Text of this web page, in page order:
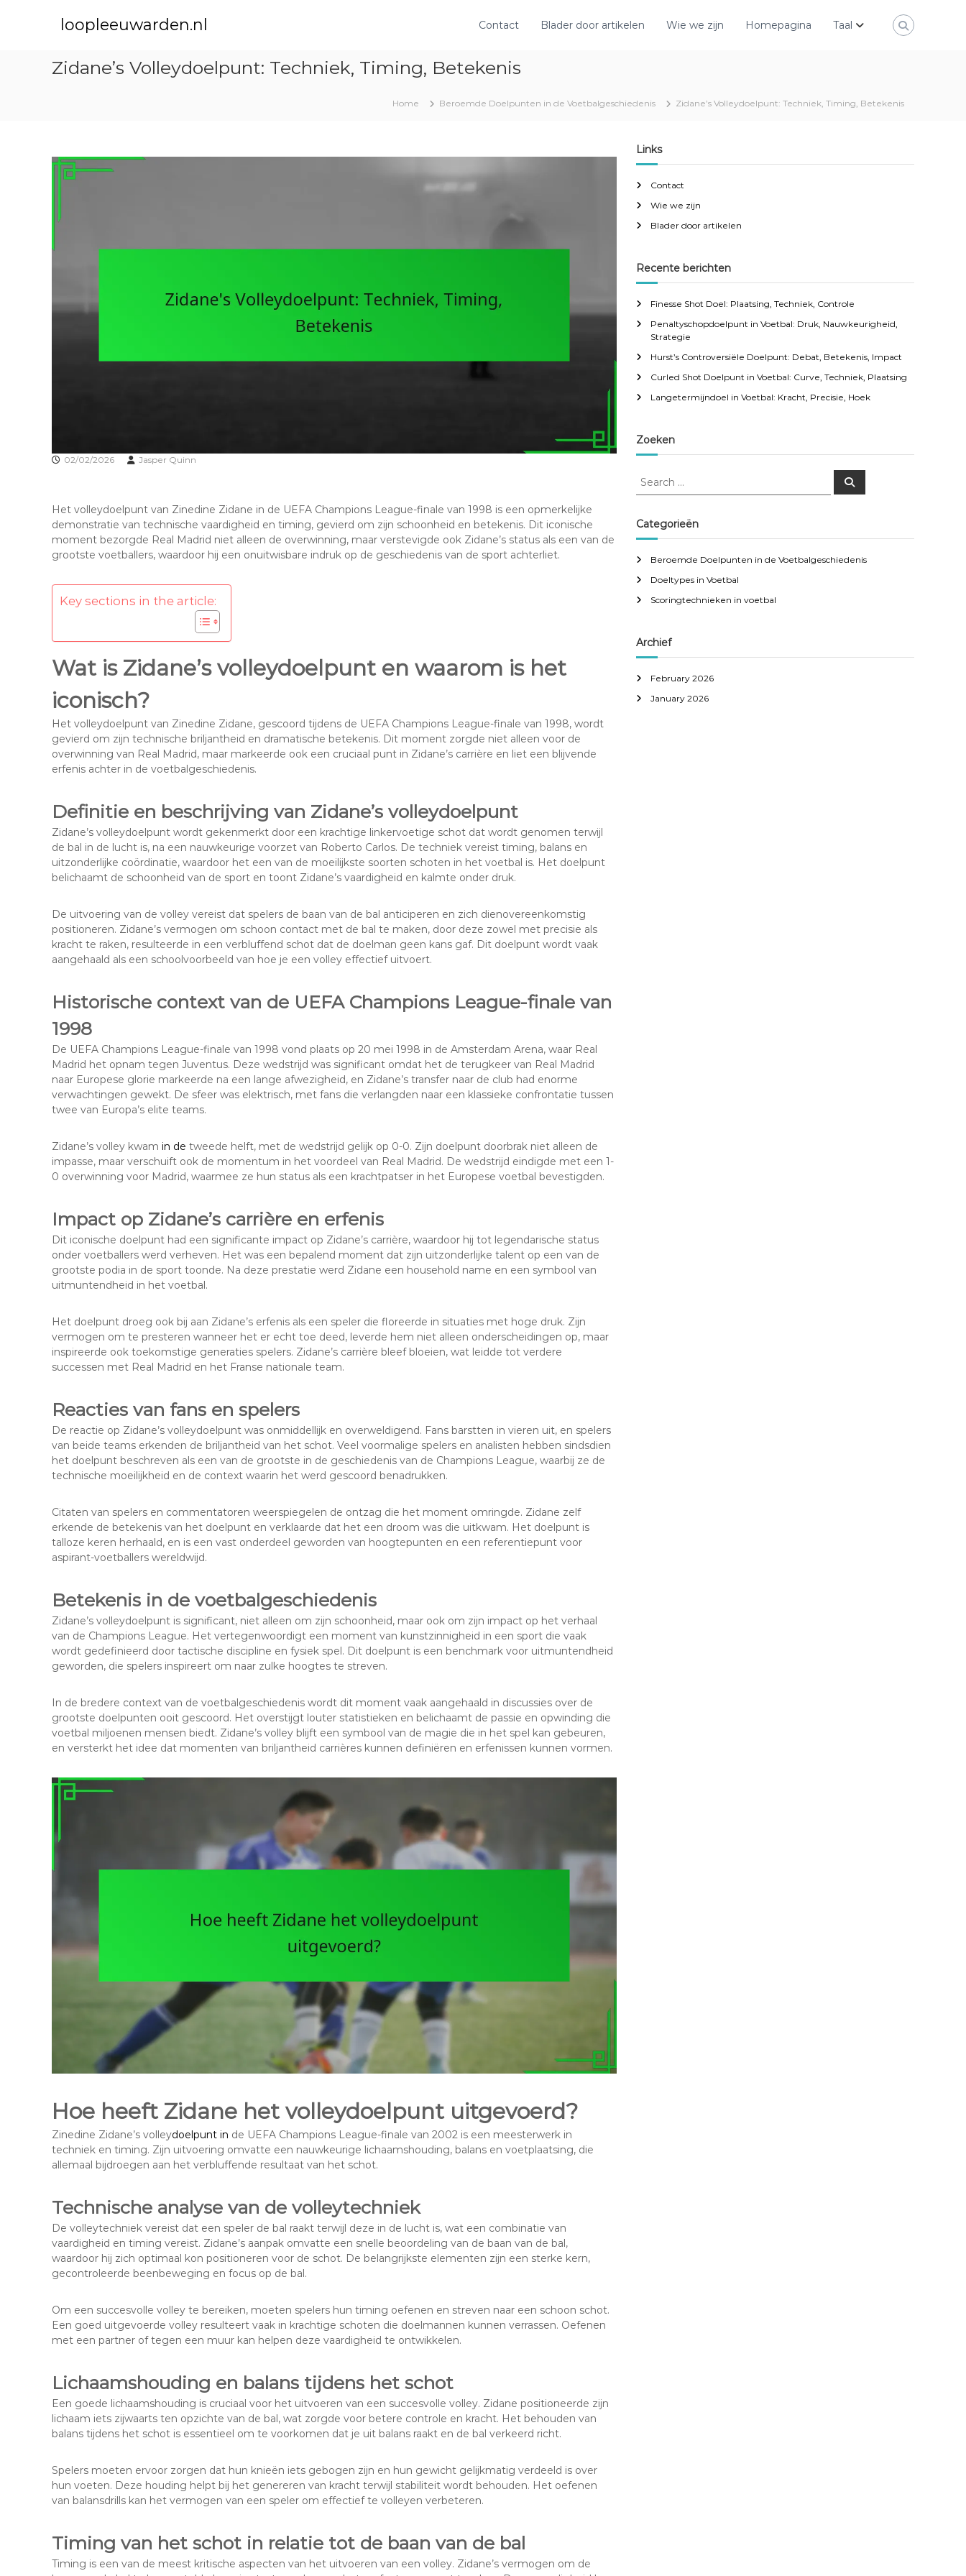
loopleeuwarden.nl Contact Blader door artikelen Wie we zijn Homepagina Taal
Zidane’s Volleydoelpunt: Techniek, Timing, Betekenis
Home Beroemde Doelpunten in de Voetbalgeschiedenis Zidane’s Volleydoelpunt: Techniek, Timing, Betekenis
02/02/2026 Jasper Quinn
Het volleydoelpunt van Zinedine Zidane in de UEFA Champions League-finale van 1998 is een opmerkelijke
demonstratie van technische vaardigheid en timing, gevierd om zijn schoonheid en betekenis. Dit iconische
moment bezorgde Real Madrid niet alleen de overwinning, maar verstevigde ook Zidane’s status als een van de
grootste voetballers, waardoor hij een onuitwisbare indruk op de geschiedenis van de sport achterliet.
Key sections in the article:
Wat is Zidane’s volleydoelpunt en waarom is het
iconisch?
Het volleydoelpunt van Zinedine Zidane, gescoord tijdens de UEFA Champions League-finale van 1998, wordt
gevierd om zijn technische briljantheid en dramatische betekenis. Dit moment zorgde niet alleen voor de
overwinning van Real Madrid, maar markeerde ook een cruciaal punt in Zidane’s carrière en liet een blijvende
erfenis achter in de voetbalgeschiedenis.
Definitie en beschrijving van Zidane’s volleydoelpunt
Zidane’s volleydoelpunt wordt gekenmerkt door een krachtige linkervoetige schot dat wordt genomen terwijl
de bal in de lucht is, na een nauwkeurige voorzet van Roberto Carlos. De techniek vereist timing, balans en
uitzonderlijke coördinatie, waardoor het een van de moeilijkste soorten schoten in het voetbal is. Het doelpunt
belichaamt de schoonheid van de sport en toont Zidane’s vaardigheid en kalmte onder druk.
De uitvoering van de volley vereist dat spelers de baan van de bal anticiperen en zich dienovereenkomstig
positioneren. Zidane’s vermogen om schoon contact met de bal te maken, door deze zowel met precisie als
kracht te raken, resulteerde in een verbluffend schot dat de doelman geen kans gaf. Dit doelpunt wordt vaak
aangehaald als een schoolvoorbeeld van hoe je een volley effectief uitvoert.
Historische context van de UEFA Champions League-finale van
1998
De UEFA Champions League-finale van 1998 vond plaats op 20 mei 1998 in de Amsterdam Arena, waar Real
Madrid het opnam tegen Juventus. Deze wedstrijd was significant omdat het de terugkeer van Real Madrid
naar Europese glorie markeerde na een lange afwezigheid, en Zidane’s transfer naar de club had enorme
verwachtingen gewekt. De sfeer was elektrisch, met fans die verlangden naar een klassieke confrontatie tussen
twee van Europa’s elite teams.
Zidane’s volley kwam in de tweede helft, met de wedstrijd gelijk op 0-0. Zijn doelpunt doorbrak niet alleen de
impasse, maar verschuift ook de momentum in het voordeel van Real Madrid. De wedstrijd eindigde met een 1-
0 overwinning voor Madrid, waarmee ze hun status als een krachtpatser in het Europese voetbal bevestigden.
Impact op Zidane’s carrière en erfenis
Dit iconische doelpunt had een significante impact op Zidane’s carrière, waardoor hij tot legendarische status
onder voetballers werd verheven. Het was een bepalend moment dat zijn uitzonderlijke talent op een van de
grootste podia in de sport toonde. Na deze prestatie werd Zidane een household name en een symbool van
uitmuntendheid in het voetbal.
Het doelpunt droeg ook bij aan Zidane’s erfenis als een speler die floreerde in situaties met hoge druk. Zijn
vermogen om te presteren wanneer het er echt toe deed, leverde hem niet alleen onderscheidingen op, maar
inspireerde ook toekomstige generaties spelers. Zidane’s carrière bleef bloeien, wat leidde tot verdere
successen met Real Madrid en het Franse nationale team.
Reacties van fans en spelers
De reactie op Zidane’s volleydoelpunt was onmiddellijk en overweldigend. Fans barstten in vieren uit, en spelers
van beide teams erkenden de briljantheid van het schot. Veel voormalige spelers en analisten hebben sindsdien
het doelpunt beschreven als een van de grootste in de geschiedenis van de Champions League, waarbij ze de
technische moeilijkheid en de context waarin het werd gescoord benadrukken.
Citaten van spelers en commentatoren weerspiegelen de ontzag die het moment omringde. Zidane zelf
erkende de betekenis van het doelpunt en verklaarde dat het een droom was die uitkwam. Het doelpunt is
talloze keren herhaald, en is een vast onderdeel geworden van hoogtepunten en een referentiepunt voor
aspirant-voetballers wereldwijd.
Betekenis in de voetbalgeschiedenis
Zidane’s volleydoelpunt is significant, niet alleen om zijn schoonheid, maar ook om zijn impact op het verhaal
van de Champions League. Het vertegenwoordigt een moment van kunstzinnigheid in een sport die vaak
wordt gedefinieerd door tactische discipline en fysiek spel. Dit doelpunt is een benchmark voor uitmuntendheid
geworden, die spelers inspireert om naar zulke hoogtes te streven.
In de bredere context van de voetbalgeschiedenis wordt dit moment vaak aangehaald in discussies over de
grootste doelpunten ooit gescoord. Het overstijgt louter statistieken en belichaamt de passie en opwinding die
voetbal miljoenen mensen biedt. Zidane’s volley blijft een symbool van de magie die in het spel kan gebeuren,
en versterkt het idee dat momenten van briljantheid carrières kunnen definiëren en erfenissen kunnen vormen.
Hoe heeft Zidane het volleydoelpunt uitgevoerd?
Zinedine Zidane’s volleydoelpunt in de UEFA Champions League-finale van 2002 is een meesterwerk in
techniek en timing. Zijn uitvoering omvatte een nauwkeurige lichaamshouding, balans en voetplaatsing, die
allemaal bijdroegen aan het verbluffende resultaat van het schot.
Technische analyse van de volleytechniek
De volleytechniek vereist dat een speler de bal raakt terwijl deze in de lucht is, wat een combinatie van
vaardigheid en timing vereist. Zidane’s aanpak omvatte een snelle beoordeling van de baan van de bal,
waardoor hij zich optimaal kon positioneren voor de schot. De belangrijkste elementen zijn een sterke kern,
gecontroleerde beenbeweging en focus op de bal.
Om een succesvolle volley te bereiken, moeten spelers hun timing oefenen en streven naar een schoon schot.
Een goed uitgevoerde volley resulteert vaak in krachtige schoten die doelmannen kunnen verrassen. Oefenen
met een partner of tegen een muur kan helpen deze vaardigheid te ontwikkelen.
Lichaamshouding en balans tijdens het schot
Een goede lichaamshouding is cruciaal voor het uitvoeren van een succesvolle volley. Zidane positioneerde zijn
lichaam iets zijwaarts ten opzichte van de bal, wat zorgde voor betere controle en kracht. Het behouden van
balans tijdens het schot is essentieel om te voorkomen dat je uit balans raakt en de bal verkeerd richt.
Spelers moeten ervoor zorgen dat hun knieën iets gebogen zijn en hun gewicht gelijkmatig verdeeld is over
hun voeten. Deze houding helpt bij het genereren van kracht terwijl stabiliteit wordt behouden. Het oefenen
van balansdrills kan het vermogen van een speler om effectief te volleyen verbeteren.
Timing van het schot in relatie tot de baan van de bal
Timing is een van de meest kritische aspecten van het uitvoeren van een volley. Zidane’s vermogen om de
Links
Contact
Wie we zijn
Blader door artikelen
Recente berichten
Finesse Shot Doel: Plaatsing, Techniek, Controle
Penaltyschopdoelpunt in Voetbal: Druk, Nauwkeurigheid,
Strategie
Hurst’s Controversiële Doelpunt: Debat, Betekenis, Impact
Curled Shot Doelpunt in Voetbal: Curve, Techniek, Plaatsing
Langetermijndoel in Voetbal: Kracht, Precisie, Hoek
Zoeken
S
r
c
f
o
r
S
Categorieën
Beroemde Doelpunten in de Voetbalgeschiedenis
Doeltypes in Voetbal
Scoringtechnieken in voetbal
Archief
February 2026
January 2026